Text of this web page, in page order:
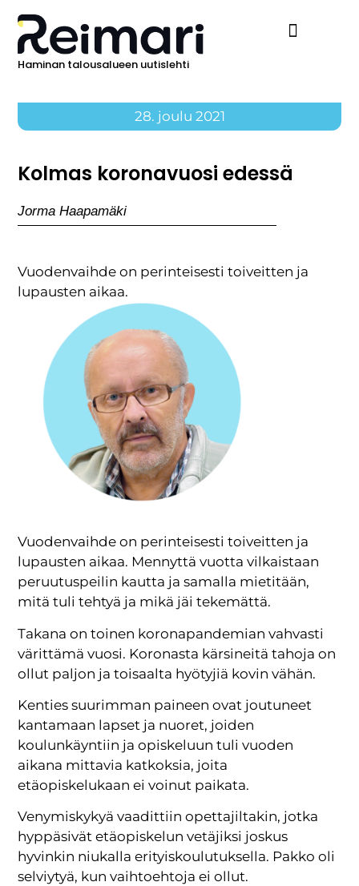
Haminan talousalueen uutislehti
28. joulu 2021
Kolmas koronavuosi edessä
Jorma Haapamäki
Vuodenvaihde on perinteisesti toiveitten ja
lupausten aikaa.
Vuodenvaihde on perinteisesti toiveitten ja
lupausten aikaa. Mennyttä vuotta vilkaistaan
peruutuspeilin kautta ja samalla mietitään,
mitä tuli tehtyä ja mikä jäi tekemättä.
Takana on toinen koronapandemian vahvasti
värittämä vuosi. Koronasta kärsineitä tahoja on
ollut paljon ja toisaalta hyötyjiä kovin vähän.
Kenties suurimman paineen ovat joutuneet
kantamaan lapset ja nuoret, joiden
koulunkäyntiin ja opiskeluun tuli vuoden
aikana mittavia katkoksia, joita
etäopiskelukaan ei voinut paikata.
Venymiskykyä vaadittiin opettajiltakin, jotka
hyppäsivät etäopiskelun vetäjiksi joskus
hyvinkin niukalla erityiskoulutuksella. Pakko oli
selviytyä, kun vaihtoehtoja ei ollut.